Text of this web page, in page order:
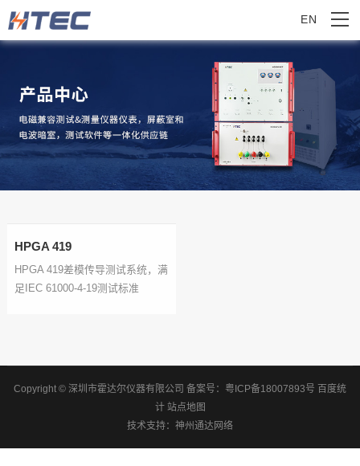
EN
HPGA 419
HPGA 419差模传导测试系统，满
足IEC 61000-4-19测试标准
Copyright © 深圳市霍达尔仪器有限公司 备案号： 粤ICP备18007893号 百度统
计 站点地图
技术支持： 神州通达网络